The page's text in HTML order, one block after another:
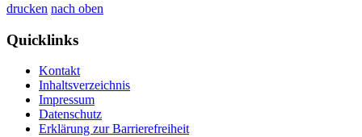
drucken nach oben
Quicklinks
Kontakt
Inhaltsverzeichnis
Impressum
Datenschutz
Erklärung zur Barrierefreiheit